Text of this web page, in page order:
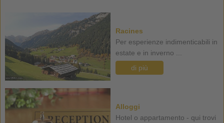
Racines
Per esperienze indimenticabili in
estate e in inverno ...
di più
Alloggi
Hotel o appartamento - qui trovi